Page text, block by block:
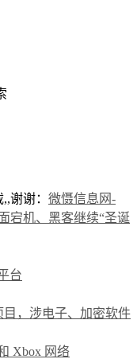
谢谢： 微慑信息网-
宕机、黑客继续“圣诞
台
，涉电子、加密软件
Xbox 网络